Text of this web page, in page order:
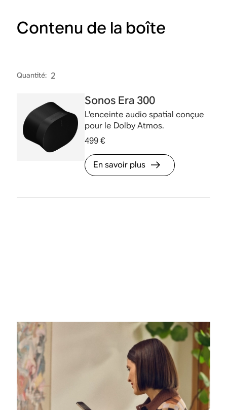
Contenu de la boîte
Quantité: 2
Sonos Era 300
L'enceinte audio spatial conçue
pour le Dolby Atmos.
499 €
En savoir plus